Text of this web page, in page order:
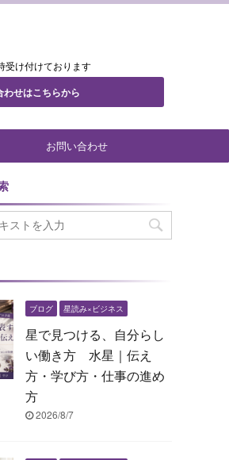
受け付けております
わせはこちらから
お問い合わせ
ブログ 星読み×ビジネス
星で見つける、自分らし
い働き方 水星｜伝え
方・学び方・仕事の進め
方
2026/8/7